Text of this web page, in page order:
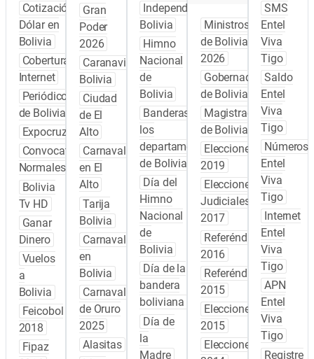
Cotización
Dólar en
Bolivia
Cobertura
Internet
Periódicos
de Bolivia
Expocruz
Convocatoria
Normales
Bolivia
Tv HD
Ganar
Dinero
Vuelos
a
Bolivia
Feicobol
2018
Fipaz
Gran
Poder
2026
Caranavi
Bolivia
Ciudad
de El
Alto
Carnaval
en El
Alto
Tarija
Bolivia
Carnaval
en
Bolivia
Carnaval
de Oruro
2025
Alasitas
Independencia
Bolivia
Himno
Nacional
de
Bolivia
Banderas de
los
departamentos
de Bolivia
Día del
Himno
Nacional
de
Bolivia
Día de la
bandera
boliviana
Día de
la
Madre
Ministros
de Bolivia
2026
Gobernadores
de Bolivia
Magistrados
de Bolivia
Elecciones
2019
Elecciones
Judiciales
2017
Referéndum
2016
Referéndum
2015
Elecciones
2015
Elecciones
SMS
Entel
Viva
Tigo
Saldo
Entel
Viva
Tigo
Números
Entel
Viva
Tigo
Internet
Entel
Viva
Tigo
APN
Entel
Viva
Tigo
Registre